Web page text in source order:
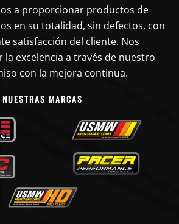
a proporcionar productos de
en su totalidad, sin defectos, con
satisfacción del cliente. Nos
la excelencia a través de nuestro
con la mejora continua.
NUESTRAS MARCAS